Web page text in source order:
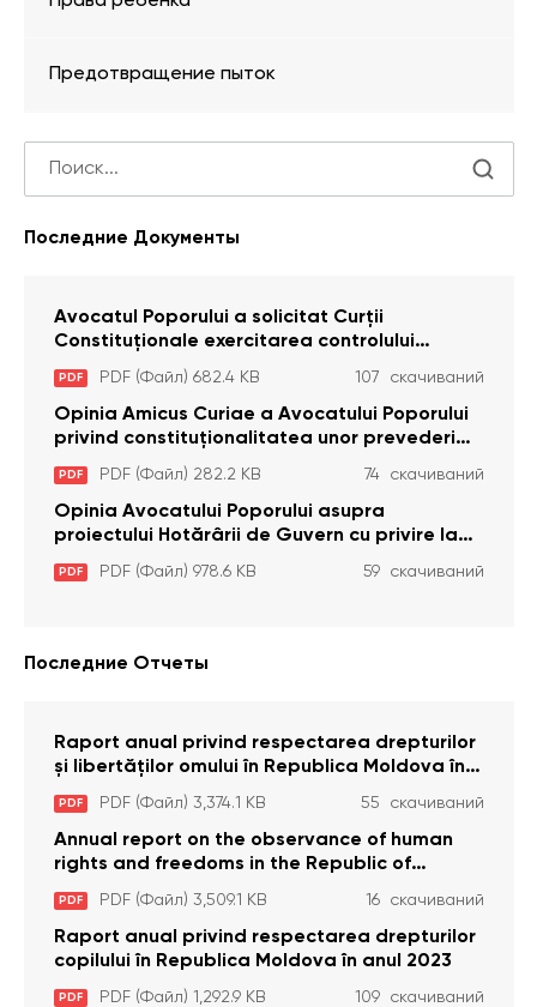
Предотвращение пыток
Последние Документы
Avocatul Poporului a solicitat Curţii
Constituţionale exercitarea controlului
constituţionalităţii unor prevederi cu privire la
plata alocației sociale de stat persoanelor
cu dizabilitați care sunt private de liberate
PDF PDF (Файл) 682.4 KB 107 скачиваний
Opinia Amicus Curiae a Avocatului Poporului
privind constituționalitatea unor prevederi
care interzic angajarea în organizațiile de
pază particulară a persoanelor condamnate
pentru comiterea cu intenție a unor infracțiuni
a fost luată în considerare de Curtea
Constituțională
PDF PDF (Файл) 282.2 KB 74 скачиваний
Opinia Avocatului Poporului asupra
proiectului Hotărârii de Guvern cu privire la
aprobarea proiectului de lege privind
activitatea sanitară veterinarăa
PDF PDF (Файл) 978.6 KB 59 скачиваний
Последние Отчеты
Raport anual privind respectarea drepturilor
și libertăților omului în Republica Moldova în
anul 2023
PDF PDF (Файл) 3,374.1 KB 55 скачиваний
Annual report on the observance of human
rights and freedoms in the Republic of
Moldova in 2023
PDF PDF (Файл) 3,509.1 KB 16 скачиваний
Raport anual privind respectarea drepturilor
copilului în Republica Moldova în anul 2023
PDF PDF (Файл) 1,292.9 KB 109 скачиваний